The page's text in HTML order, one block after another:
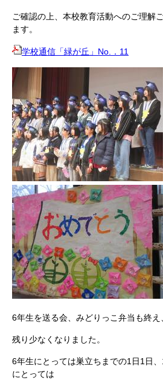
ご確認の上、本校教育活動へのご理解
ます。
学校通信「緑が丘」No.．11
6年生を送る会、みどりっこ弁当も終え
残り少なくなりました。
6年生にとっては巣立ちまでの1日1日
にとっては